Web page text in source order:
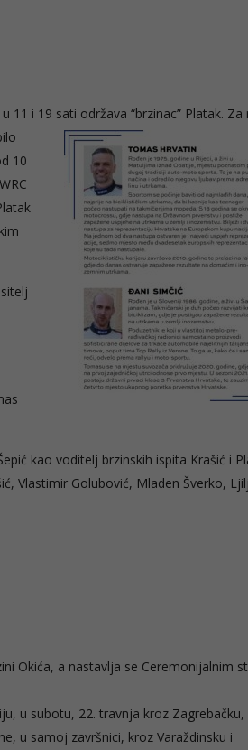
i 19 sati održava “brzinac” Platak. Za
10
kao voditelj brzinskih ispita Krašić i
Vlastimir Golubović, Mladen Šverko,
Okića, a nastavlja se Ceremonijalnim
u subotu, 22. travnja kroz Zagrebačku,
u samoj završnici, kroz Varaždinsku i